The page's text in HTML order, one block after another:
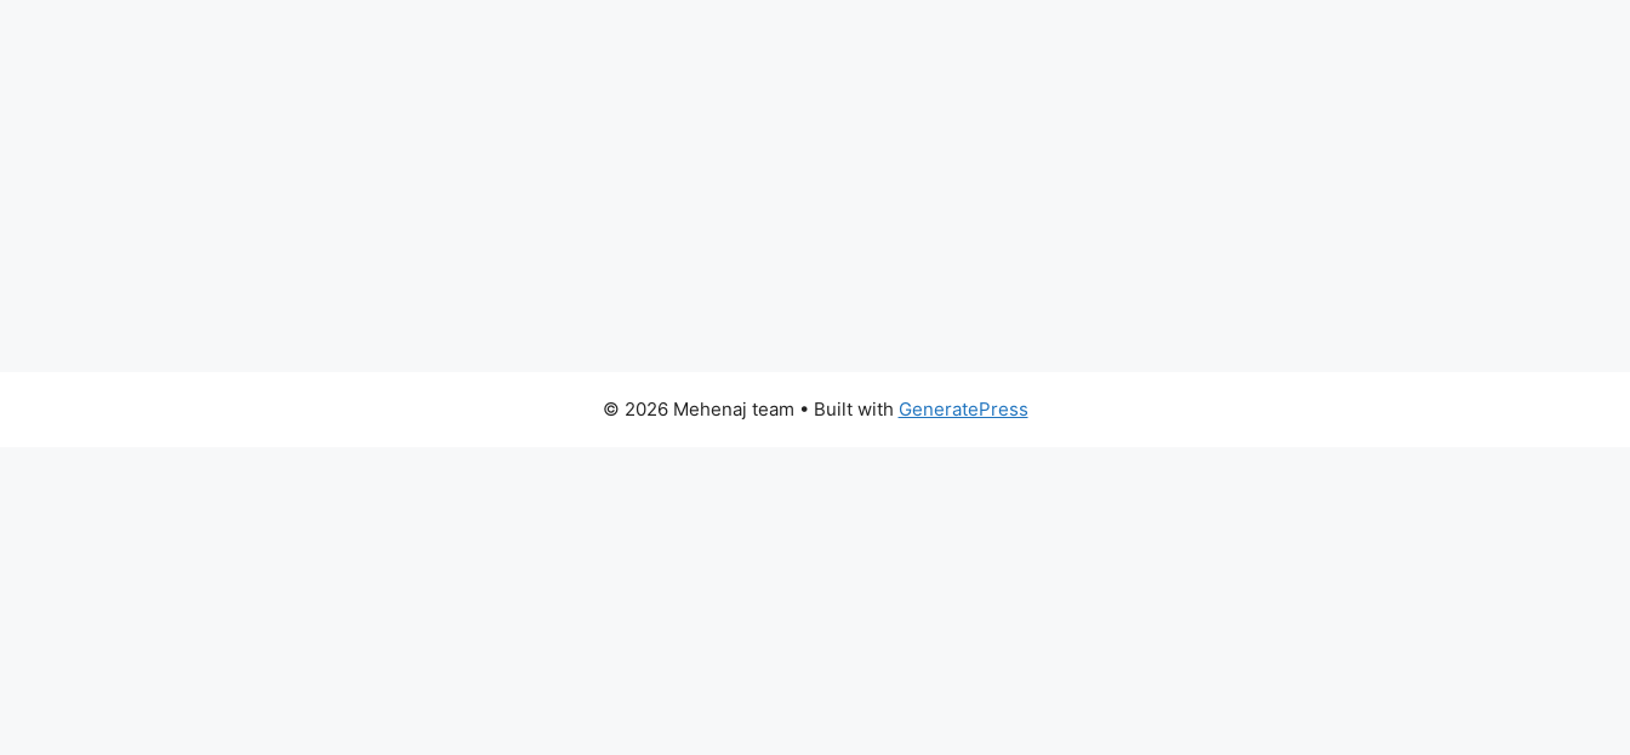
© 2026 Mehenaj team • Built with GeneratePress